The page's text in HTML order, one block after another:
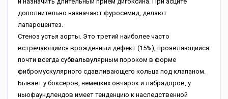
дополнительно назначают фуросемид, делают
лапароцентез.
Стеноз устья аорты. Это третий наиболее часто
встречающийся врожденный дефект (15%), проявляющийся
почти всегда субвальвулярным пороком в форме
фибромускулярного сдавливающего кольца под клапаном.
Бывает у боксеров, немецких овчарок и лабрадоров, у
ньюфаундлендов имеет тенденцию к наследственной